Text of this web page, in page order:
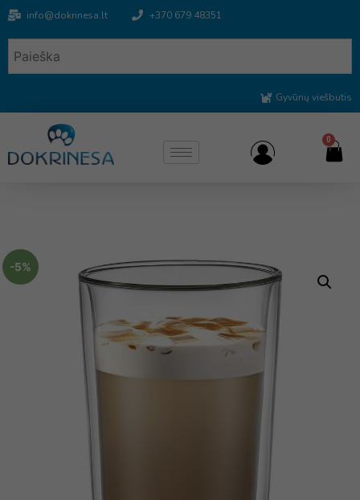
info@dokrinesa.lt +370 679 48351
Gyvūnų viešbutis
0
-5%